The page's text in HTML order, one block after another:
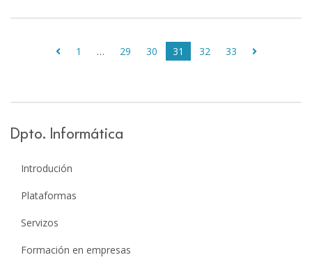
1 … 29 30 31 32 33
Dpto. Informática
Introdución
Plataformas
Servizos
Formación en empresas